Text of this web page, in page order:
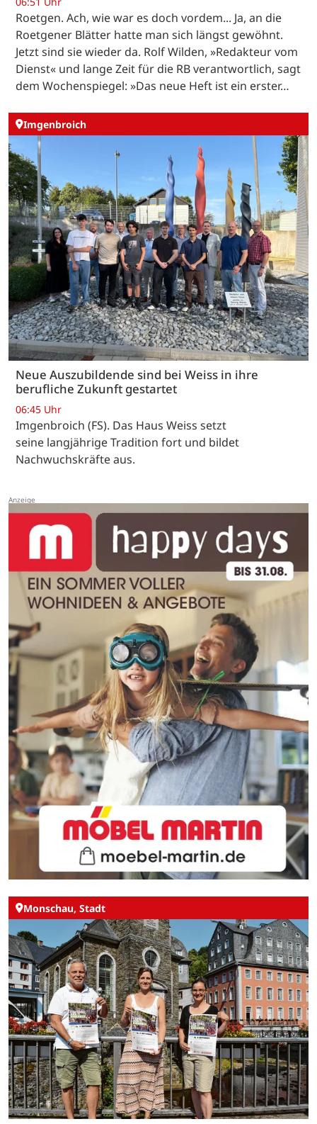
Roetgen. Ach, wie war es doch vordem... Ja, an die
Roetgener Blätter hatte man sich längst gewöhnt.
Jetzt sind sie wieder da. Rolf Wilden, »Redakteur vom
Dienst« und lange Zeit für die RB verantwortlich, sagt
dem Wochenspiegel: »Das neue Heft ist ein erster…
Imgenbroich
Neue Auszubildende sind bei Weiss in ihre
berufliche Zukunft gestartet
06:45 Uhr
Imgenbroich (FS). Das Haus Weiss setzt
seine langjährige Tradition fort und bildet
Nachwuchskräfte aus.
Monschau, Stadt